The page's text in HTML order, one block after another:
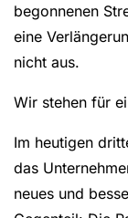
begonnenen
eine
nicht aus.
Wir stehen für
Im heutigen
das
neues und